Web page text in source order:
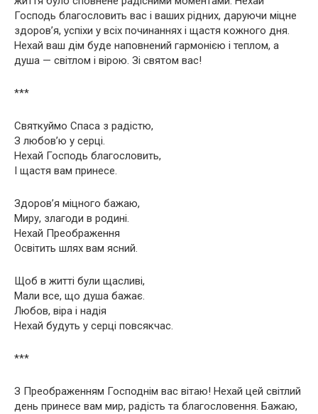
Господь благословить вас і ваших рідних, даруючи міцне
здоров’я, успіхи у всіх починаннях і щастя кожного дня.
Нехай ваш дім буде наповнений гармонією і теплом, а
душа — світлом і вірою. Зі святом вас!
***
Святкуймо Спаса з радістю,
З любов’ю у серці.
Нехай Господь благословить,
І щастя вам принесе.
Здоров’я міцного бажаю,
Миру, злагоди в родині.
Нехай Преображення
Освітить шлях вам ясний.
Щоб в житті були щасливі,
Мали все, що душа бажає.
Любов, віра і надія
Нехай будуть у серці повсякчас.
***
З Преображенням Господнім вас вітаю! Нехай цей світлий
день принесе вам мир, радість та благословення. Бажаю,